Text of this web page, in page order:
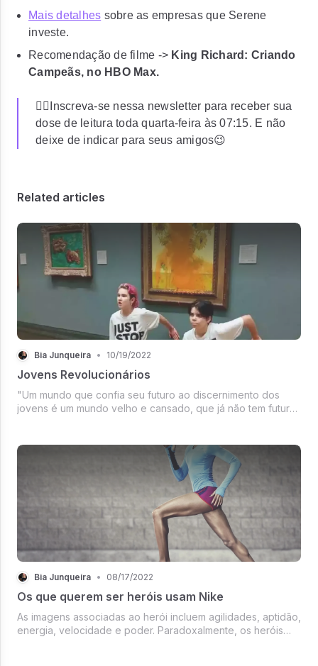
Mais detalhes sobre as empresas que Serene
investe.
Recomendação de filme -> King Richard: Criando
Campeãs, no HBO Max.
✍🏼Inscreva-se nessa newsletter para receber sua
dose de leitura toda quarta-feira às 07:15. E não
deixe de indicar para seus amigos😉
Related articles
Bia Junqueira • 10/19/2022
Jovens Revolucionários
"Um mundo que confia seu futuro ao discernimento dos
jovens é um mundo velho e cansado, que já não tem futuro
Bia Junqueira • 08/17/2022
Os que querem ser heróis usam Nike
As imagens associadas ao herói incluem agilidades, aptidão,
energia, velocidade e poder. Paradoxalmente, os heróis